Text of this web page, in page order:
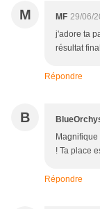
M MF 29/06/
j'adore ta
résultat
Répondre
B
! Ta place
Répondre